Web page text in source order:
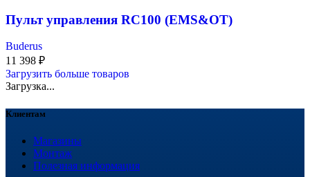
Пульт управления RC100 (EMS&OT)
Buderus
11 398 ₽
Загрузить больше товаров
Загрузка...
Клиентам
Магазины
Монтаж
Полезная информация